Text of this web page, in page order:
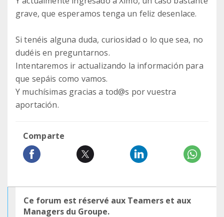
grave, que esperamos tenga un feliz desenlace.
Si tenéis alguna duda, curiosidad o lo que sea, no
dudéis en preguntarnos.
Intentaremos ir actualizando la información para
que sepáis como vamos.
Y muchísimas gracias a tod@s por vuestra
aportación.
Comparte
Ce forum est réservé aux Teamers et aux
Managers du Groupe.